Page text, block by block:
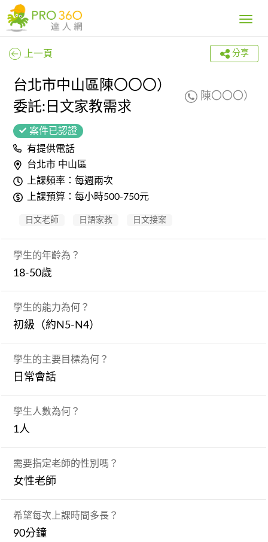
Toggle
上一頁 分享
台北市中山區陳〇〇〇）
委託:日文家教需求
陳〇〇〇）
案件已認證
有提供電話
台北市 中山區
上課頻率：每週兩次
上課預算：每小時500-750元
日文老師 日語家教 日文接案
學生的年齡為？
18-50歲
學生的能力為何？
初級（約N5-N4）
學生的主要目標為何？
日常會話
學生人數為何？
1人
需要指定老師的性別嗎？
女性老師
希望每次上課時間多長？
90分鐘